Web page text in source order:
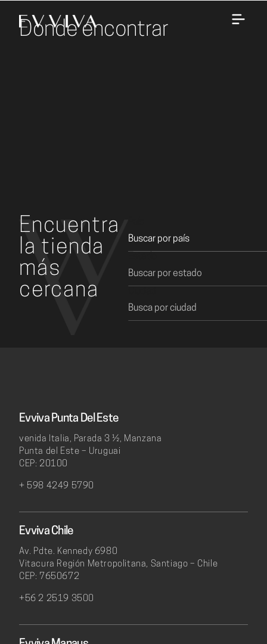
Donde encontrar
Encuentra
la tienda
más
cercana
Evviva Punta Del Este
venida Italia, Parada 3 ½, Manzana
Punta del Este – Uruguai
CEP: 20100
+ 598 4249 5790
Evviva Chile
Av. Pdte. Kennedy 6980
Vitacura Región Metropolitana, Santiago – Chile
CEP: 7650672
+56 2 2519 3500